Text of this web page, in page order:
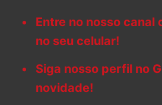
Entre no nosso
no seu celular!
Siga nosso perfil no
novidade!